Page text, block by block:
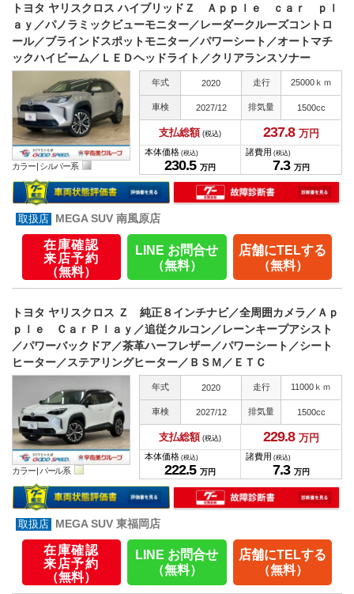
トヨタ ヤリスクロス ハイブリッドＺ Ａｐｐｌｅ ｃａｒ ｐｌ
ａｙ／パノラミックビューモニター／レーダークルーズコントロ
ール／ブラインドスポットモニター／パワーシート／オートマチ
ックハイビーム／ＬＥＤヘッドライト／クリアランスソナー
カラー | シルバー系
年式 2020 走行 25000ｋｍ
車検 2027/12 排気量 1500cc
支払総額 (税込) 237.8 万円
本体価格 (税込)
230.5 万円
諸費用 (税込)
7.3 万円
MEGA SUV 南風原店
在庫確認
来店予約
（無料）
LINE お問合せ
（無料）
店舗にTELする
（無料）
トヨタ ヤリスクロス Ｚ 純正８インチナビ／全周囲カメラ／Ａｐ
ｐｌｅ ＣａｒＰｌａｙ／追従クルコン／レーンキープアシスト
／パワーバックドア／茶革ハーフレザー／パワーシート／シート
ヒーター／ステアリングヒーター／ＢＳＭ／ＥＴＣ
カラー | パール系
年式 2020 走行 11000ｋｍ
車検 2027/12 排気量 1500cc
支払総額 (税込) 229.8 万円
本体価格 (税込)
222.5 万円
諸費用 (税込)
7.3 万円
MEGA SUV 東福岡店
在庫確認
来店予約
（無料）
LINE お問合せ
（無料）
店舗にTELする
（無料）